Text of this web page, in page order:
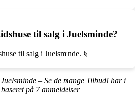
til salg i Juelsminde?
til salg i Juelsminde. §
– Se de mange Tilbud! har i
på 7anmeldelser